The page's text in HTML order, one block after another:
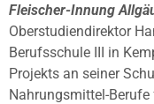
Fleischer-Innung
Oberstudiendirektor
Berufsschule III in
Projekts an seiner
Nahrungsmittel-